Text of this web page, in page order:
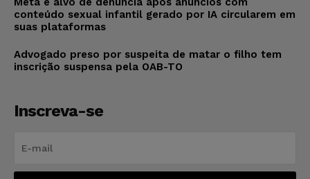
conteúdo sexual infantil gerado por IA circularem em
suas plataformas
Advogado preso por suspeita de matar o filho tem
inscrição suspensa pela OAB-TO
Inscreva-se